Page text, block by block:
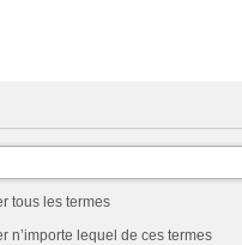
tous les termes
n’importe lequel de ces termes